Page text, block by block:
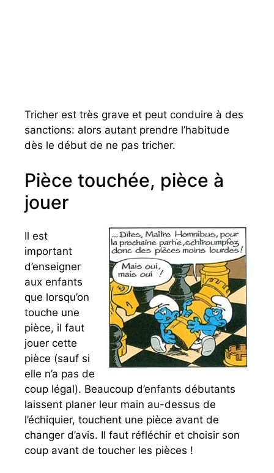
Tricher est très grave et peut conduire à des
sanctions: alors autant prendre l’habitude
dès le début de ne pas tricher.
Pièce touchée, pièce à
jouer
Il est
important
d’enseigner
aux enfants
que lorsqu’on
touche une
pièce, il faut
jouer cette
pièce (sauf si
elle n’a pas de
coup légal). Beaucoup d’enfants débutants
laissent planer leur main au-dessus de
l’échiquier, touchent une pièce avant de
changer d’avis. Il faut réfléchir et choisir son
coup avant de toucher les pièces !